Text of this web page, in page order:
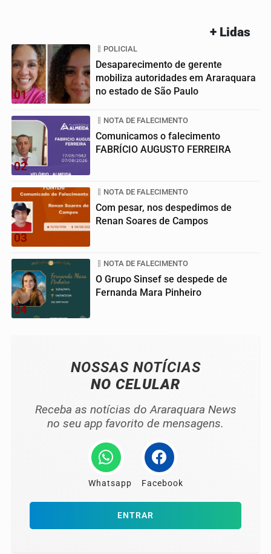
+ Lidas
01
POLICIAL
Desaparecimento de gerente
mobiliza autoridades em Araraquara
no estado de São Paulo
02
NOTA DE FALECIMENTO
Comunicamos o falecimento
FABRÍCIO AUGUSTO FERREIRA
03
NOTA DE FALECIMENTO
Com pesar, nos despedimos de
Renan Soares de Campos
04
NOTA DE FALECIMENTO
O Grupo Sinsef se despede de
Fernanda Mara Pinheiro
NOSSAS NOTÍCIAS
NO CELULAR
Receba as notícias do Araraquara News
no seu app favorito de mensagens.
Whatsapp Facebook
ENTRAR